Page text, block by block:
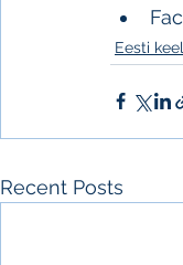
Eesti
Recent Posts